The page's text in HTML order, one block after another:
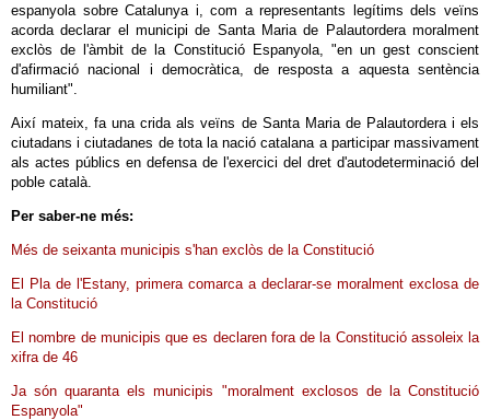
espanyola sobre Catalunya i, com a representants legítims dels veïns
acorda declarar el municipi de Santa Maria de Palautordera moralment
exclòs de l'àmbit de la Constitució Espanyola, "en un gest conscient
d'afirmació nacional i democràtica, de resposta a aquesta sentència
humiliant".
Així mateix, fa una crida als veïns de Santa Maria de Palautordera i els
ciutadans i ciutadanes de tota la nació catalana a participar massivament
als actes públics en defensa de l'exercici del dret d'autodeterminació del
poble català.
Per saber-ne més:
Més de seixanta municipis s'han exclòs de la Constitució
El Pla de l'Estany, primera comarca a declarar-se moralment exclosa de
la Constitució
El nombre de municipis que es declaren fora de la Constitució assoleix la
xifra de 46
Ja són quaranta els municipis "moralment exclosos de la Constitució
Espanyola"